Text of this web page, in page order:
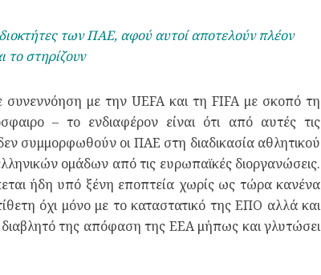
των ΠΑΕ, αφού αυτοί αποτελούν πλέον
το στηρίζουν
με την UEFA και τη FIFA με σκοπό τη
– το ενδιαφέρον είναι ότι από αυτές τις
συμμορφωθούν οι ΠΑΕ στη διαδικασία αθλητικού
ομάδων από τις ευρωπαϊκές διοργανώσεις.
ήδη υπό ξένη εποπτεία χωρίς ως τώρα κανένα
όχι μόνο με το καταστατικό της ΕΠΟ αλλά και
της απόφαση της ΕΕΑ μήπως και γλυτώσει